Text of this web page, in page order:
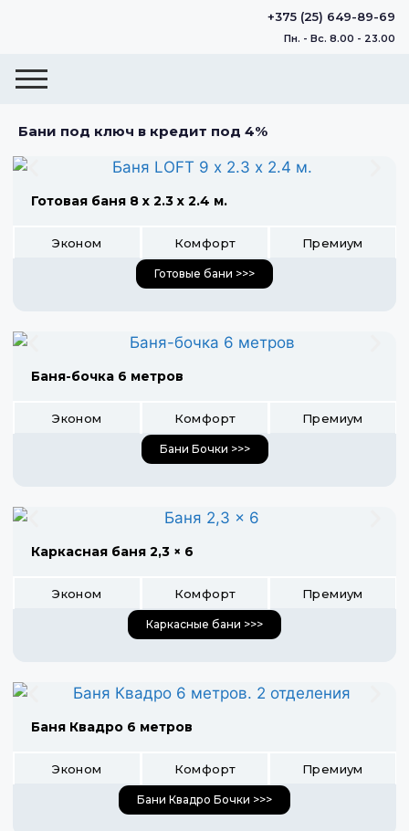
+375 (25) 649-89-69
Пн. - Вс. 8.00 - 23.00
Бани под ключ в кредит под 4%
Готовая баня 8 х 2.3 х 2.4 м.
Эконом Комфорт Премиум
Готовые бани >>>
Баня-бочка 6 метров
Эконом Комфорт Премиум
Бани Бочки >>>
Каркасная баня 2,3 × 6
Эконом Комфорт Премиум
Каркасные бани >>>
Баня Квадро 6 метров
Эконом Комфорт Премиум
Бани Квадро Бочки >>>